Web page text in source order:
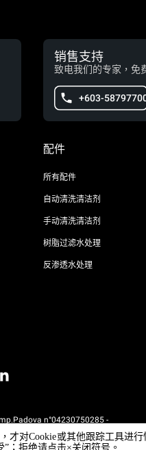
销售支持
致电我们的专家，免
+603-
配件
所有配件
自动清洗清洁剂
手动清洗清洁剂
树脂过滤水处理
反渗透水处理
n°04230750285 -
才对Cookie或其他跟踪工具
；拒绝请点击×关闭符号。